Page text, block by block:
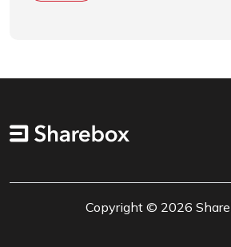
Copyright © 2026